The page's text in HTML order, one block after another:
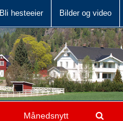
Bli hesteeier Bilder og video
Månedsnytt